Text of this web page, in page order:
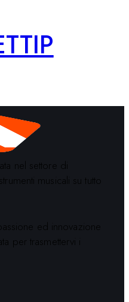
nel settore di
musicali su tutto
ed innovazione
per trasmettervi i